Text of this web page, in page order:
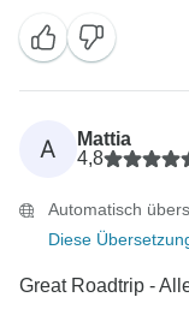
Ihnen die
haben. Wir
Ihre Erfahrungen
bald wieder zu
A
Mattia
4,8
Automatisch
Diese
Great Roadtrip -